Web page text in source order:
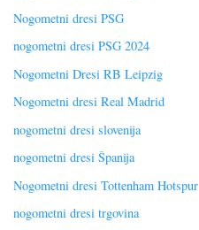
Nogometni dresi PSG
nogometni dresi PSG 2024
Nogometni Dresi RB Leipzig
Nogometni dresi Real Madrid
nogometni dresi slovenija
nogometni dresi Španija
Nogometni dresi Tottenham Hotspur
nogometni dresi trgovina